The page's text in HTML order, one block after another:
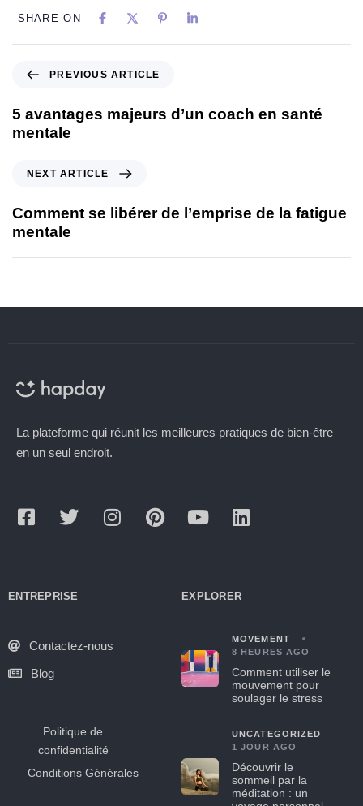
SHARE ON
PREVIOUS ARTICLE
5 avantages majeurs d’un coach en santé
mentale
NEXT ARTICLE
Comment se libérer de l’emprise de la fatigue
mentale
La plateforme qui réunit les meilleures pratiques de bien-être
en un seul endroit.
ENTREPRISE
Contactez-nous
Blog
Politique de
confidentialité
Conditions Générales
EXPLORER
MOVEMENT
8 HEURES AGO
Comment utiliser le
mouvement pour
soulager le stress
UNCATEGORIZED
1 JOUR AGO
Découvrir le
sommeil par la
méditation : un